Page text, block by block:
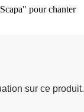
pour chanter
sur ce produit.